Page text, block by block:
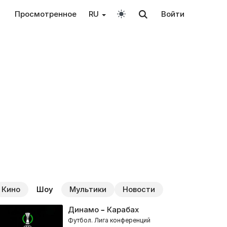
Просмотренное RU Войти
Кино Шоу Мультики Новости
Динамо – Карабах
Футбол. Лига конференций